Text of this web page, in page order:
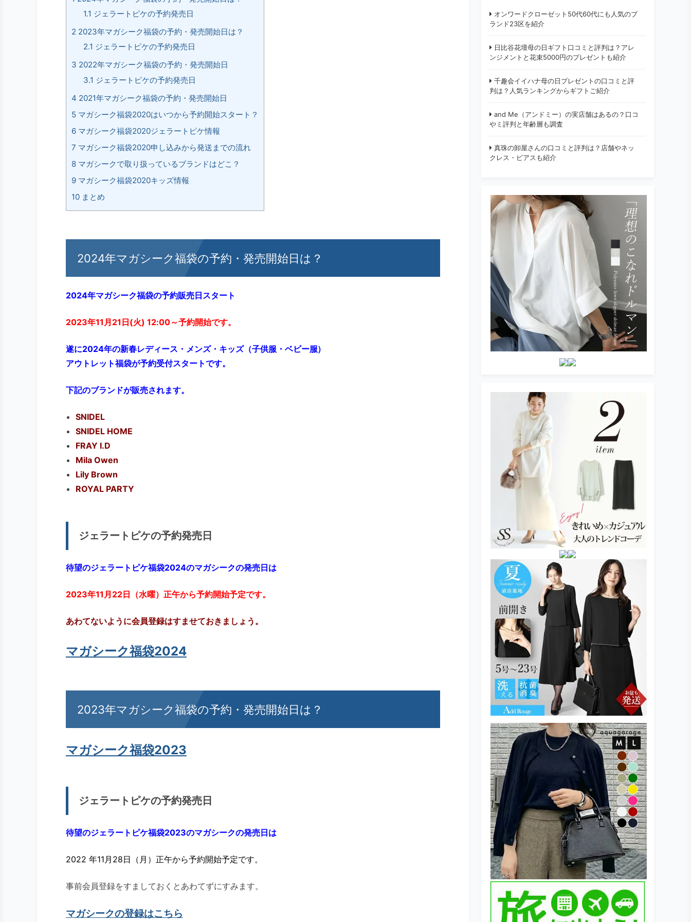
1.1 ジェラートピケの予約発売日
2 2023年マガシーク福袋の予約・発売開始日は？
2.1 ジェラートピケの予約発売日
3 2022年マガシーク福袋の予約・発売開始日
3.1 ジェラートピケの予約発売日
4 2021年マガシーク福袋の予約・発売開始日
5マガシーク福袋2020はいつから予約開始スタート？
6マガシーク福袋2020ジェラートピケ情報
7 マガシーク福袋2020申し込みから発送までの流れ
8マガシークで取り扱っているブランドはどこ？
9マガシーク福袋2020キッズ情報
10まとめ
2024年マガシーク福袋の予約・発売開始日は？
2024年マガシーク福袋の予約販売日スタート
2023年11月21日(火) 12:00～予約開始です。
遂に2024年の新春レディース・メンズ・キッズ（子供服・ベビー服）
アウトレット福袋が予約受付スタートです。
下記のブランドが販売されます。
SNIDEL
SNIDEL HOME
FRAY I.D
Mila Owen
Lily Brown
ROYAL PARTY
ジェラートピケの予約発売日
待望のジェラートピケ福袋2024のマガシークの発売日は
2023年11月22日（水曜）正午から予約開始予定です。
あわてないように会員登録はすませておきましょう。
マガシーク福袋2024
2023年マガシーク福袋の予約・発売開始日は？
マガシーク福袋2023
ジェラートピケの予約発売日
待望のジェラートピケ福袋2023のマガシークの発売日は
2022 年11月28日（月）正午から予約開始予定です。
事前会員登録をすましておくとあわてずにすみます。
マガシークの登録はこちら
オンワードクローゼット50代60代にも人気のブ
ランド23区を紹介
日比谷花壇母の日ギフト口コミと評判は？アレ
ンジメントと花束5000円のプレゼントも紹介
千趣会イイハナ母の日プレゼントの口コミと評
判は？人気ランキングからギフトご紹介
and Me（アンドミー）の実店舗はあるの？口コ
やミ評判と年齢層も調査
真珠の卸屋さんの口コミと評判は？店舗やネッ
クレス・ピアスも紹介